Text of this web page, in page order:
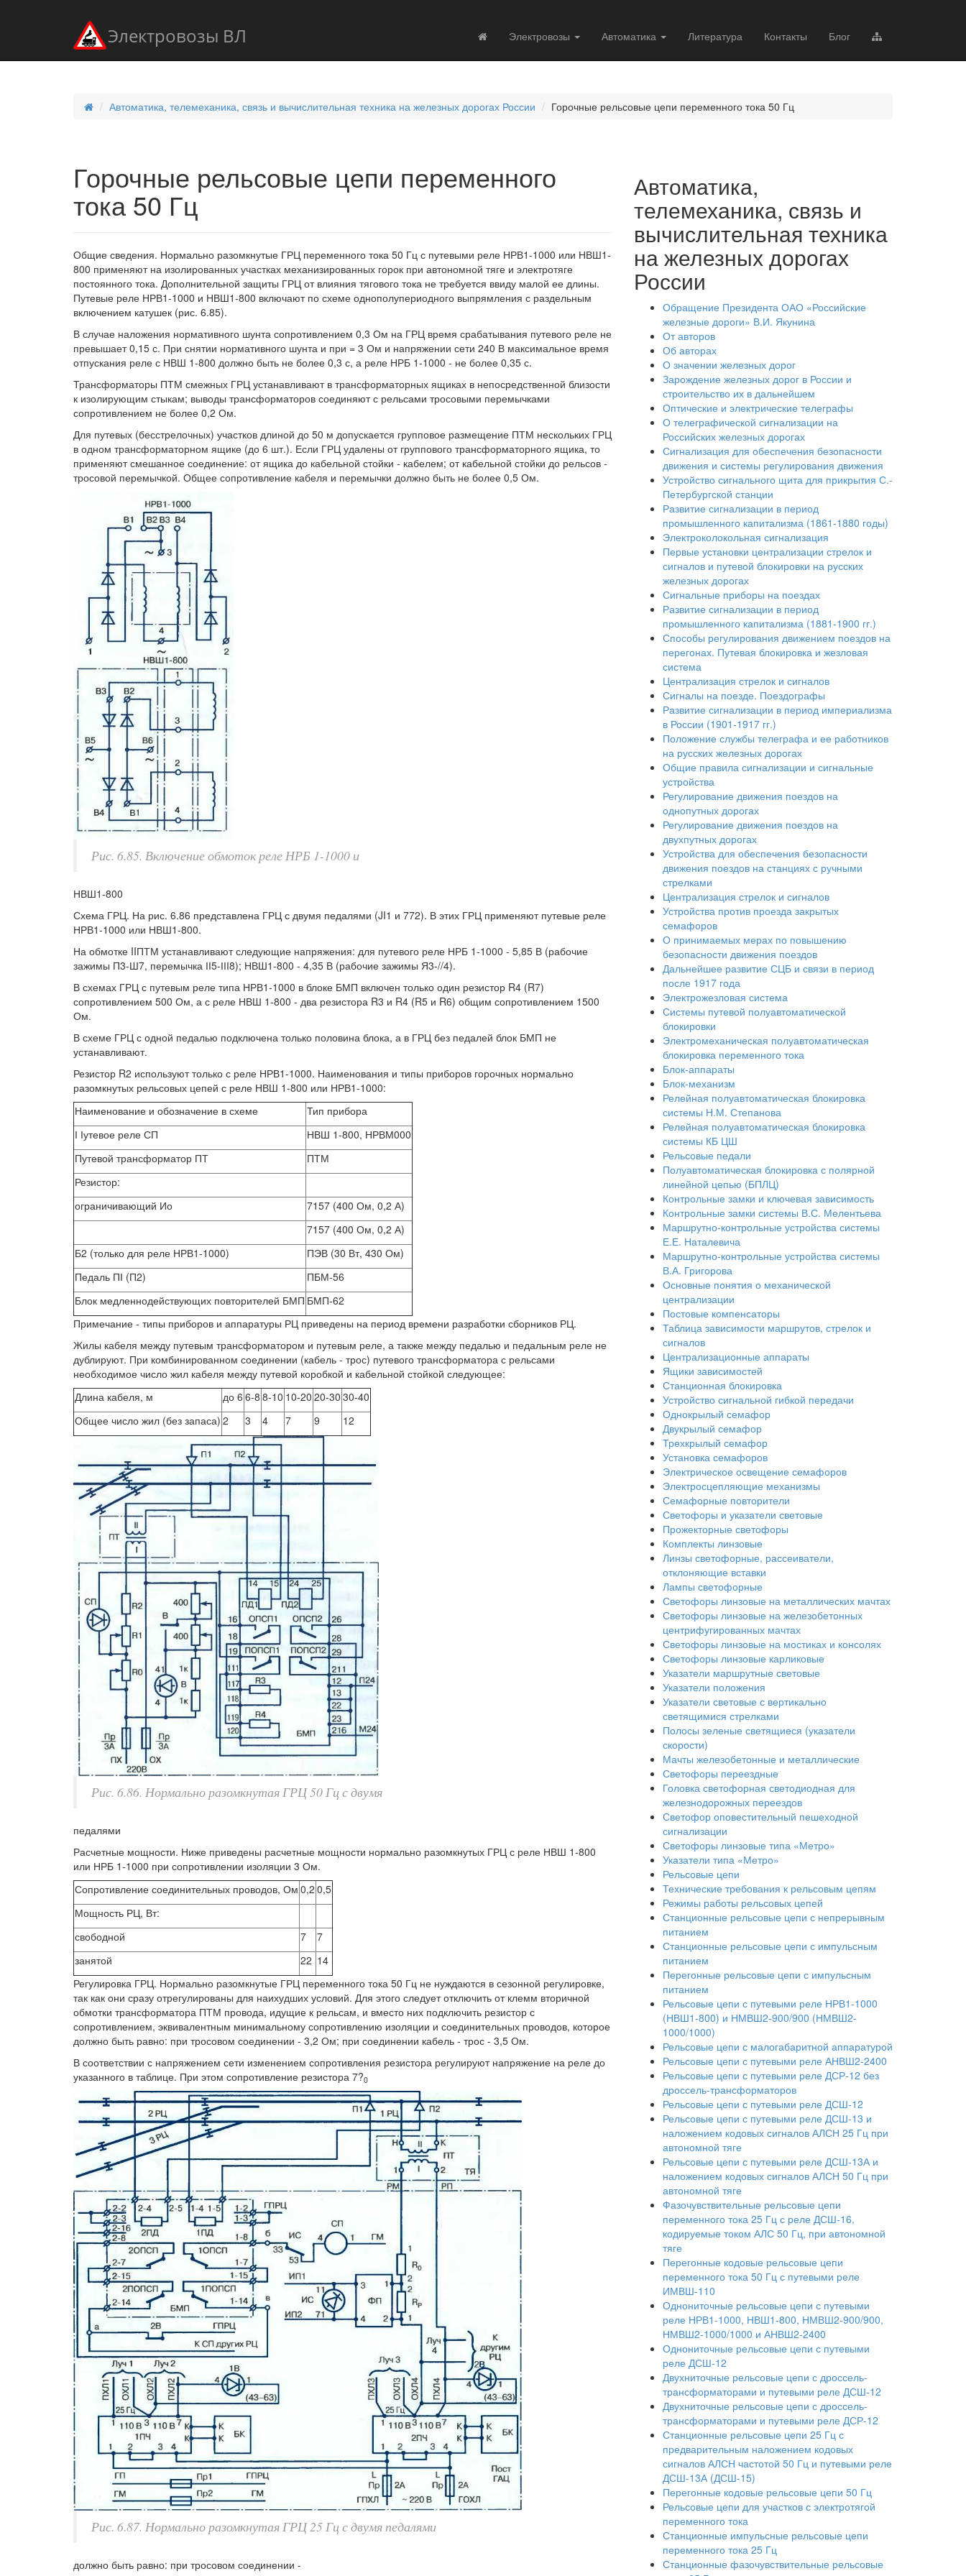
Электровозы ВЛ Электровозы Автоматика Литература Контакты Блог
Автоматика, телемеханика, связь и вычислительная техника на железных дорогах России Горочные рельсовые цепи переменного тока 50 Гц
Горочные рельсовые цепи переменного
тока 50 Гц
Общие сведения. Нормально разомкнутые ГРЦ переменного тока 50 Гц с путевыми реле НРВ1-1000 или НВШ1-
800 применяют на изолированных участках механизированных горок при автономной тяге и электротяге
постоянного тока. Дополнительной защиты ГРЦ от влияния тягового тока не требуется ввиду малой ее длины.
Путевые реле НРВ1-1000 и НВШ1-800 включают по схеме однополупериодного выпрямления с раздельным
включением катушек (рис. 6.85).
В случае наложения нормативного шунта сопротивлением 0,3 Ом на ГРЦ время срабатывания путевого реле не
превышает 0,15 с. При снятии нормативного шунта и при = 3 Ом и напряжении сети 240 В максимальное время
отпускания реле с НВШ 1-800 должно быть не более 0,3 с, а реле НРБ 1-1000 - не более 0,35 с.
Трансформаторы ПТМ смежных ГРЦ устанавливают в трансформаторных ящиках в непосредственной близости
к изолирующим стыкам; выводы трансформаторов соединяют с рельсами тросовыми перемычками
сопротивлением не более 0,2 Ом.
Для путевых (бесстрелочных) участков длиной до 50 м допускается групповое размещение ПТМ нескольких ГРЦ
в одном трансформаторном ящике (до 6 шт.). Если ГРЦ удалены от группового трансформаторного ящика, то
применяют смешанное соединение: от ящика до кабельной стойки - кабелем; от кабельной стойки до рельсов -
тросовой перемычкой. Общее сопротивление кабеля и перемычки должно быть не более 0,5 Ом.
Рис. 6.85. Включение обмоток реле НРБ 1-1000 и
НВШ1-800
Схема ГРЦ. На рис. 6.86 представлена ГРЦ с двумя педалями (JI1 и 772). В этих ГРЦ применяют путевые реле
НРВ1-1000 или НВШ1-800.
На обмотке IIПТМ устанавливают следующие напряжения: для путевого реле НРБ 1-1000 - 5,85 В (рабочие
зажимы П3-Ш7, перемычка ІІ5-ІІІ8); НВШ1-800 - 4,35 В (рабочие зажимы Я3-//4).
В схемах ГРЦ с путевым реле типа НРВ1-1000 в блоке БМП включен только один резистор R4 (R7)
сопротивлением 500 Ом, а с реле НВШ 1-800 - два резистора R3 и R4 (R5 и R6) общим сопротивлением 1500
Ом.
В схеме ГРЦ с одной педалью подключена только половина блока, а в ГРЦ без педалей блок БМП не
устанавливают.
Резистор R2 используют только с реле НРВ1-1000. Наименования и типы приборов горочных нормально
разомкнутых рельсовых цепей с реле НВШ 1-800 или НРВ1-1000:
Наименование и обозначение в схеме
Тип прибора
І Іутевое реле СП
НВШ 1-800, НРВМ000
Путевой трансформатор ПТ
ПТМ
Резистор:
ограничивающий Ио
7157 (400 Ом, 0,2 А)
7157 (400 Ом, 0,2 А)
Б2 (только для реле НРВ1-1000)
ПЭВ (30 Вт, 430 Ом)
Педаль ПІ (П2)
ПБМ-56
Блок медленнодействующих повторителей БМП БМП-62
Примечание - типы приборов и аппаратуры РЦ приведены на период времени разработки сборников РЦ.
Жилы кабеля между путевым трансформатором и путевым реле, а также между педалью и педальным реле не
дублируют. При комбинированном соединении (кабель - трос) путевого трансформатора с рельсами
необходимое число жил кабеля между путевой коробкой и кабельной стойкой следующее:
Длина кабеля, м
до 6 6-8 8-10 10-20 20-30 30-40
Общее число жил (без запаса) 2 3 4 7 9 12
Рис. 6.86. Нормально разомкнутая ГРЦ 50 Гц с двумя
педалями
Расчетные мощности. Ниже приведены расчетные мощности нормально разомкнутых ГРЦ с реле НВШ 1-800
или НРБ 1-1000 при сопротивлении изоляции 3 Ом.
Сопротивление соединительных проводов, Ом 0,2 0,5
Мощность РЦ, Вт:
свободной
7
7
занятой
22 14
Регулировка ГРЦ. Нормально разомкнутые ГРЦ переменного тока 50 Гц не нуждаются в сезонной регулировке,
так как они сразу отрегулированы для наихудших условий. Для этого следует отключить от клемм вторичной
обмотки трансформатора ПТМ провода, идущие к рельсам, и вместо них подключить резистор с
сопротивлением, эквивалентным минимальному сопротивлению изоляции и соединительных проводов, которое
должно быть равно: при тросовом соединении - 3,2 Ом; при соединении кабель - трос - 3,5 Ом.
В соответствии с напряжением сети изменением сопротивления резистора регулируют напряжение на реле до
указанного в таблице. При этом сопротивление резистора 7?0
Рис. 6.87. Нормально разомкнутая ГРЦ 25 Гц с двумя педалями
должно быть равно: при тросовом соединении -
Автоматика,
телемеханика, связь и
вычислительная техника
на железных дорогах
России
Обращение Президента ОАО «Российские
железные дороги» В.И. Якунина
От авторов
Об авторах
О значении железных дорог
Зарождение железных дорог в России и
строительство их в дальнейшем
Оптические и электрические телеграфы
О телеграфической сигнализации на
Российских железных дорогах
Сигнализация для обеспечения безопасности
движения и системы регулирования движения
Устройство сигнального щита для прикрытия С.-
Петербургской станции
Развитие сигнализации в период
промышленного капитализма (1861-1880 годы)
Электроколокольная сигнализация
Первые установки централизации стрелок и
сигналов и путевой блокировки на русских
железных дорогах
Сигнальные приборы на поездах
Развитие сигнализации в период
промышленного капитализма (1881-1900 гг.)
Способы регулирования движением поездов на
перегонах. Путевая блокировка и жезловая
система
Централизация стрелок и сигналов
Сигналы на поезде. Поездографы
Развитие сигнализации в период империализма
в России (1901-1917 гг.)
Положение службы телеграфа и ее работников
на русских железных дорогах
Общие правила сигнализации и сигнальные
устройства
Регулирование движения поездов на
однопутных дорогах
Регулирование движения поездов на
двухпутных дорогах
Устройства для обеспечения безопасности
движения поездов на станциях с ручными
стрелками
Централизация стрелок и сигналов
Устройства против проезда закрытых
семафоров
О принимаемых мерах по повышению
безопасности движения поездов
Дальнейшее развитие СЦБ и связи в период
после 1917 года
Электрожезловая система
Системы путевой полуавтоматической
блокировки
Электромеханическая полуавтоматическая
блокировка переменного тока
Блок-аппараты
Блок-механизм
Релейная полуавтоматическая блокировка
системы Н.М. Степанова
Релейная полуавтоматическая блокировка
системы КБ ЦШ
Рельсовые педали
Полуавтоматическая блокировка с полярной
линейной цепью (БПЛЦ)
Контрольные замки и ключевая зависимость
Контрольные замки системы В.С. Мелентьева
Маршрутно-контрольные устройства системы
Е.Е. Наталевича
Маршрутно-контрольные устройства системы
В.А. Григорова
Основные понятия о механической
централизации
Постовые компенсаторы
Таблица зависимости маршрутов, стрелок и
сигналов
Централизационные аппараты
Ящики зависимостей
Станционная блокировка
Устройство сигнальной гибкой передачи
Однокрылый семафор
Двукрылый семафор
Трехкрылый семафор
Установка семафоров
Электрическое освещение семафоров
Электросцепляющие механизмы
Семафорные повторители
Светофоры и указатели световые
Прожекторные светофоры
Комплекты линзовые
Линзы светофорные, рассеиватели,
отклоняющие вставки
Лампы светофорные
Светофоры линзовые на металлических мачтах
Светофоры линзовые на железобетонных
центрифугированных мачтах
Светофоры линзовые на мостиках и консолях
Светофоры линзовые карликовые
Указатели маршрутные световые
Указатели положения
Указатели световые с вертикально
светящимися стрелками
Полосы зеленые светящиеся (указатели
скорости)
Мачты железобетонные и металлические
Светофоры переездные
Головка светофорная светодиодная для
железнодорожных переездов
Светофор оповестительный пешеходной
сигнализации
Светофоры линзовые типа «Метро»
Указатели типа «Метро»
Рельсовые цепи
Технические требования к рельсовым цепям
Режимы работы рельсовых цепей
Станционные рельсовые цепи с непрерывным
питанием
Станционные рельсовые цепи с импульсным
питанием
Перегонные рельсовые цепи с импульсным
питанием
Рельсовые цепи с путевыми реле НРВ1-1000
(НВШ1-800) и НМВШ2-900/900 (НМВШ2-
1000/1000)
Рельсовые цепи с малогабаритной аппаратурой
Рельсовые цепи с путевыми реле АНВШ2-2400
Рельсовые цепи с путевыми реле ДСР-12 без
дроссель-трансформаторов
Рельсовые цепи с путевыми реле ДСШ-12
Рельсовые цепи с путевыми реле ДСШ-13 и
наложением кодовых сигналов АЛСН 25 Гц при
автономной тяге
Рельсовые цепи с путевыми реле ДСШ-13А и
наложением кодовых сигналов АЛСН 50 Гц при
автономной тяге
Фазочувствительные рельсовые цепи
переменного тока 25 Гц с реле ДСШ-16,
кодируемые током АЛС 50 Гц, при автономной
тяге
Перегонные кодовые рельсовые цепи
переменного тока 50 Гц с путевыми реле
ИМВШ-110
Однониточные рельсовые цепи с путевыми
реле НРВ1-1000, НВШ1-800, НМВШ2-900/900,
НМВШ2-1000/1000 и АНВШ2-2400
Однониточные рельсовые цепи с путевыми
реле ДСШ-12
Двухниточные рельсовые цепи с дроссель-
трансформаторами и путевыми реле ДСШ-12
Двухниточные рельсовые цепи с дроссель-
трансформаторами и путевыми реле ДСР-12
Станционные рельсовые цепи 25 Гц с
предварительным наложением кодовых
сигналов АЛСН частотой 50 Гц и путевыми реле
ДСШ-13А (ДСШ-15)
Перегонные кодовые рельсовые цепи 50 Гц
Рельсовые цепи для участков с электротягой
переменного тока
Станционные импульсные рельсовые цепи
переменного тока 25 Гц
Станционные фазочувствительные рельсовые